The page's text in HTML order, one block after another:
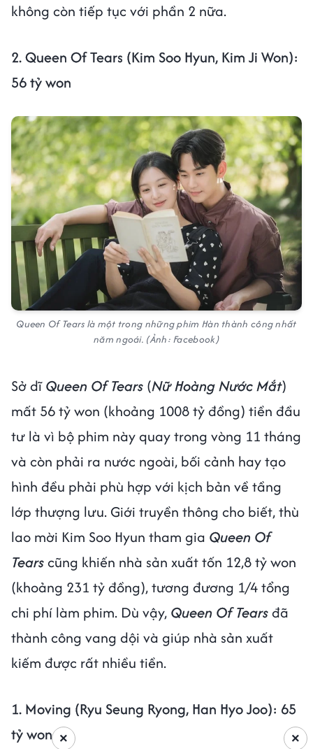
không còn tiếp tục với phần 2 nữa.
2. Queen Of Tears (Kim Soo Hyun, Kim Ji Won):
56 tỷ won
Queen Of Tears là một trong những phim Hàn thành công nhất
năm ngoái. (Ảnh: Facebook)
Sở dĩQueen Of Tears (Nữ Hoàng Nước Mắt)
mất 56 tỷ won (khoảng 1008 tỷ đồng) tiền đầu
tư là vì bộ phim này quay trong vòng 11 tháng
và còn phải ra nước ngoài, bối cảnh hay tạo
hình đều phải phù hợp với kịch bản về tầng
lớp thượng lưu. Giới truyền thông cho biết, thù
lao mời Kim Soo Hyun tham gia Queen Of
Tearscũng khiến nhà sản xuất tốn 12,8 tỷ won
(khoảng 231 tỷ đồng), tương đương 1/4 tổng
chi phí làm phim. Dù vậy, Queen Of Tearsđã
thành công vang dội và giúp nhà sản xuất
kiếm được rất nhiều tiền.
1. Moving (Ryu Seung Ryong, Han Hyo Joo): 65
tỷ won
×
×